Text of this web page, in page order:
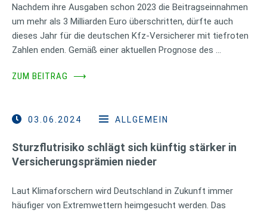
Nachdem ihre Ausgaben schon 2023 die Beitragseinnahmen
um mehr als 3 Milliarden Euro überschritten, dürfte auch
dieses Jahr für die deutschen Kfz-Versicherer mit tiefroten
Zahlen enden. Gemäß einer aktuellen Prognose des …
ZUM BEITRAG ⟶
03.06.2024 ALLGEMEIN
Sturzflutrisiko schlägt sich künftig stärker in
Versicherungsprämien nieder
Laut Klimaforschern wird Deutschland in Zukunft immer
häufiger von Extremwettern heimgesucht werden. Das